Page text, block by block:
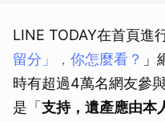
LINE TODAY在首頁進
留分」，你怎麼看？ 」
時有超過4萬名網友參
是「支持，遺產應由本